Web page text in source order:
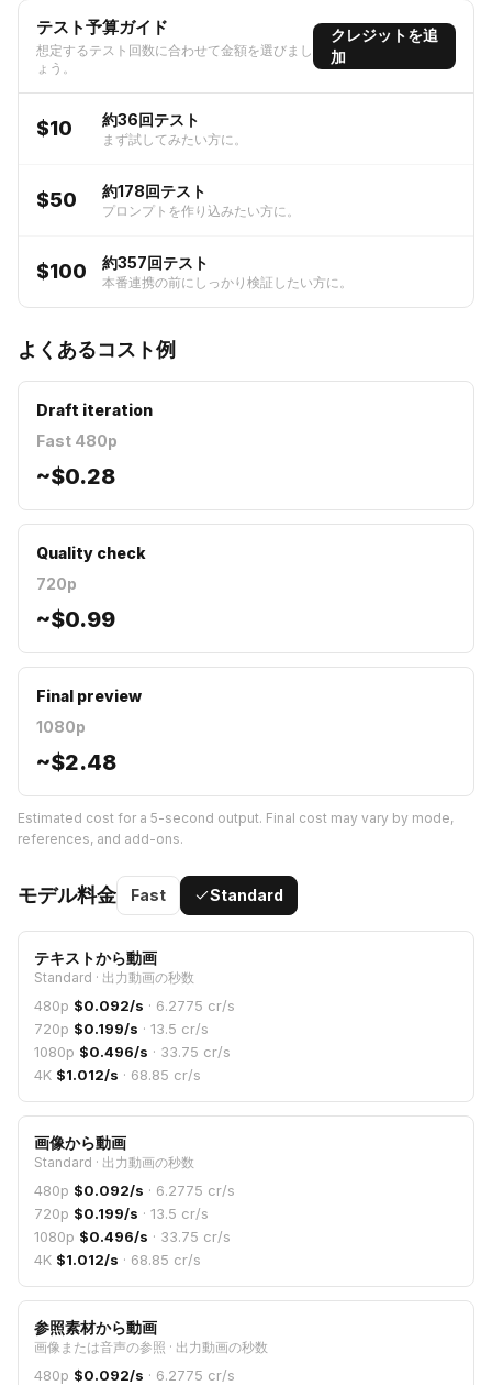
テスト予算ガイド
想定するテスト回数に合わせて金額を選びまし
ょう。
クレジットを追
加
$10 約36回テスト
まず試してみたい方に。
$50 約178回テスト
プロンプトを作り込みたい方に。
$100 約357回テスト
本番連携の前にしっかり検証したい方に。
よくあるコスト例
Draft iteration
Fast 480p
~$0.28
Quality check
720p
~$0.99
Final preview
1080p
~$2.48
Estimated cost for a 5-second output. Final cost may vary by mode,
references, and add-ons.
モデル料金 Fast Standard
テキストから動画
Standard · 出力動画の秒数
480p $0.092/s · 6.2775 cr/s
720p $0.199/s · 13.5 cr/s
1080p $0.496/s · 33.75 cr/s
4K $1.012/s · 68.85 cr/s
画像から動画
Standard · 出力動画の秒数
480p $0.092/s · 6.2775 cr/s
720p $0.199/s · 13.5 cr/s
1080p $0.496/s · 33.75 cr/s
4K $1.012/s · 68.85 cr/s
参照素材から動画
画像または音声の参照 · 出力動画の秒数
480p $0.092/s · 6.2775 cr/s